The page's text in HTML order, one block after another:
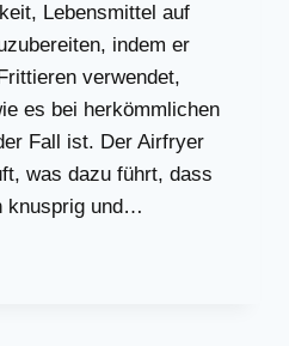
Lebensmittel auf
indem er
verwendet,
es bei herkömmlichen
Fall ist. Der Airfryer
was dazu führt, dass
knusprig und…